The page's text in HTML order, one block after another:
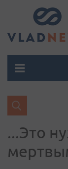
...Это